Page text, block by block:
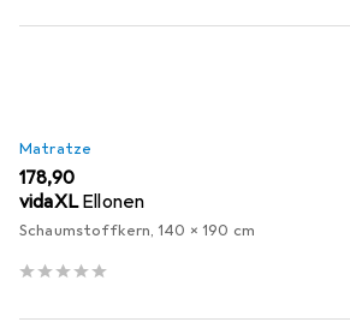
Matratze
EUR
178,90
vidaXL Ellonen
Schaumstoffkern, 140 x 190 cm